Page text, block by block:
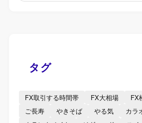
タグ
FX取引する時間帯 FX大相場 FX
ご長寿
やきそば やる気
カラ